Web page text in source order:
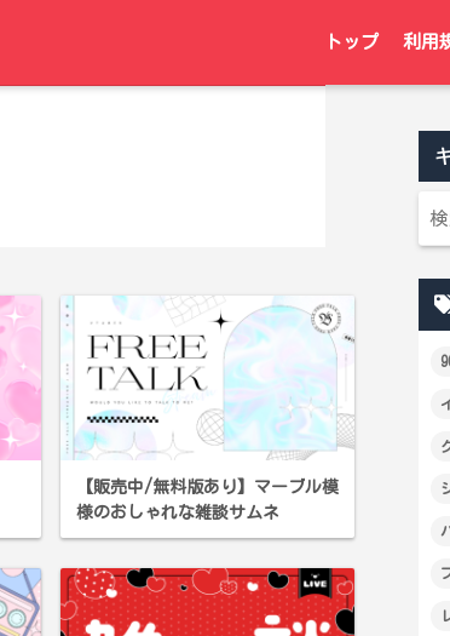
トップ 利用
【販売中/無料版あり】マーブル模
様のおしゃれな雑談サムネ